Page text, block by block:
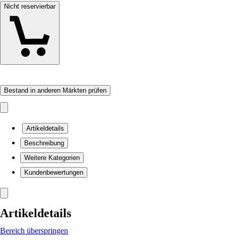
Nicht reservierbar
Bestand in anderen Märkten prüfen
Artikeldetails
Beschreibung
Weitere Kategorien
Kundenbewertungen
Artikeldetails
Bereich überspringen